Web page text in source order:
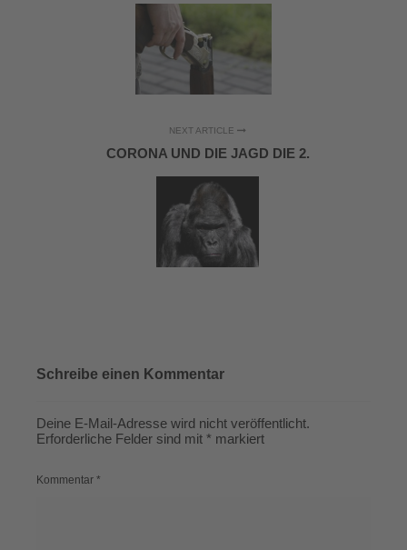
NEXT ARTICLE
CORONA UND DIE JAGD DIE 2.
Schreibe einen Kommentar
Deine E-Mail-Adresse wird nicht veröffentlicht.
Erforderliche Felder sind mit * markiert
Kommentar *